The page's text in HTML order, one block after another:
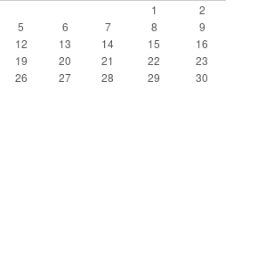
1
2
5 6 7 8
9
12 13 14 15
16
19 20 21 22
23
26 27 28 29
30